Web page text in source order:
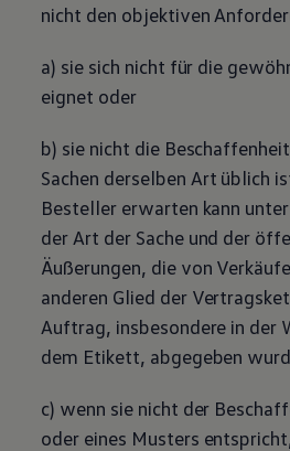
nicht den objektiven
a) sie sich nicht für die
eignet oder
b) sie nicht die
Sachen derselben Art üblich
Besteller erwarten kann
der Art der Sache und der
Äußerungen, die von
anderen Glied der
Auftrag, insbesondere in der
dem Etikett, abgegeben
c) wenn sie nicht der
oder eines Musters